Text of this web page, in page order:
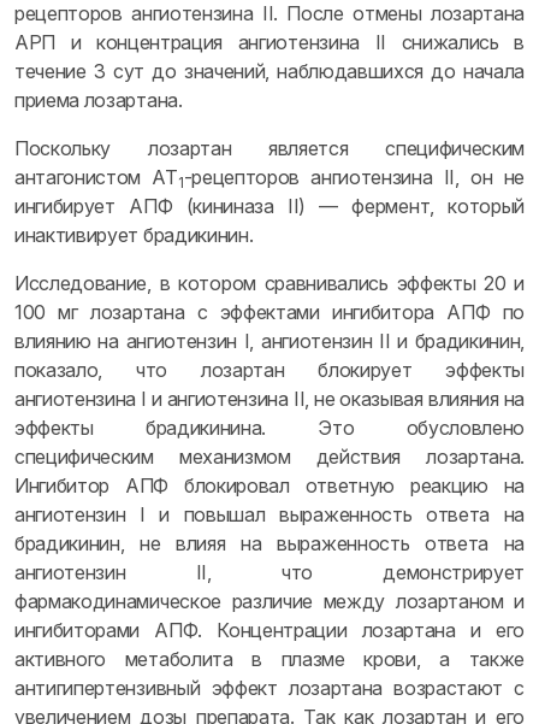
рецепторов ангиотензина II. После отмены лозартана
АРП и концентрация ангиотензина II снижались в
течение 3 сут до значений, наблюдавшихся до начала
приема лозартана.
Поскольку лозартан является специфическим
антагонистом АТ1-рецепторов ангиотензина II, он не
ингибирует АПФ (кининаза II) — фермент, который
инактивирует брадикинин.
Исследование, в котором сравнивались эффекты 20 и
100 мг лозартана с эффектами ингибитора АПФ по
влиянию на ангиотензин I, ангиотензин II и брадикинин,
показало, что лозартан блокирует эффекты
ангиотензина I и ангиотензина II, не оказывая влияния на
эффекты брадикинина. Это обусловлено
специфическим механизмом действия лозартана.
Ингибитор АПФ блокировал ответную реакцию на
ангиотензин I и повышал выраженность ответа на
брадикинин, не влияя на выраженность ответа на
ангиотензин II, что демонстрирует
фармакодинамическое различие между лозартаном и
ингибиторами АПФ. Концентрации лозартана и его
активного метаболита в плазме крови, а также
антигипертензивный эффект лозартана возрастают с
увеличением дозы препарата. Так как лозартан и его